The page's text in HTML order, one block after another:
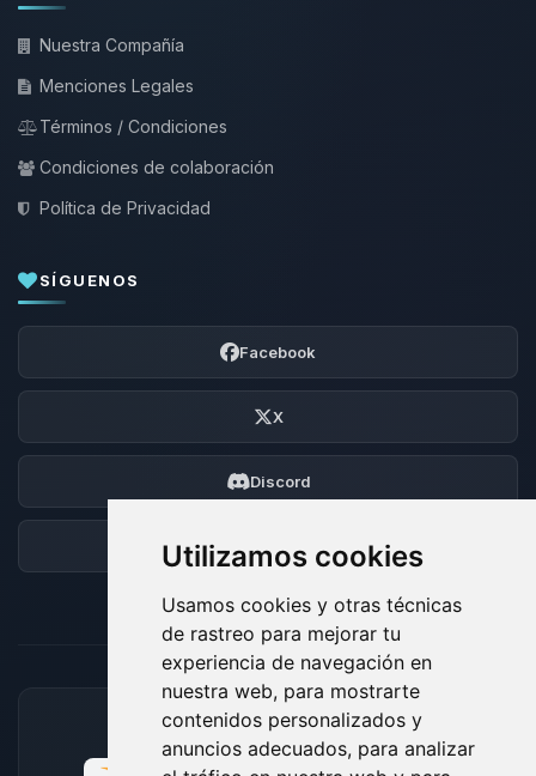
Utilizamos cookies
Usamos cookies y otras técnicas
de rastreo para mejorar tu
experiencia de navegación en
nuestra web, para mostrarte
contenidos personalizados y
anuncios adecuados, para analizar
Nuestra Compañía
Menciones Legales
Términos / Condiciones
Condiciones de colaboración
Política de Privacidad
SÍGUENOS
Facebook
X
Discord
Foro
MÉTODOS DE PAGO ACEPTADOS